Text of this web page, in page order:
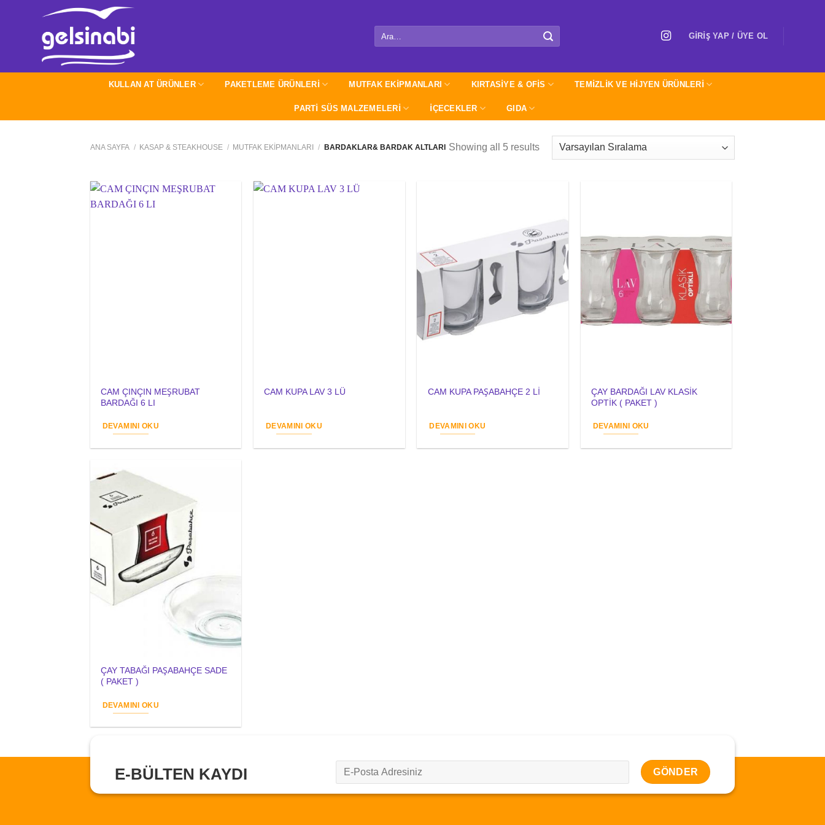
GIRIŞ YAP / ÜYE OL
KULLAN AT ÜRÜNLER PAKETLEME ÜRÜNLERİ MUTFAK EKİPMANLARI KIRTASİYE & OFİS TEMİZLİK VE HİJYEN ÜRÜNLERİ
PARTI SÜS MALZEMELERİ İÇECEKLER GIDA
ANA SAYFA / KASAP & STEAKHOUSE / MUTFAK EKİPMANLARI / BARDAKLAR& BARDAK ALTLARI Showing all 5 results
CAM ÇINÇIN MEŞRUBAT
BARDAĞI 6 LI
DEVAMINI OKU
CAM KUPA LAV 3 LÜ
DEVAMINI OKU
CAM KUPA PAŞABAHÇE 2 Lİ
DEVAMINI OKU
ÇAY BARDAĞI LAV KLASİK
OPTİK ( PAKET )
DEVAMINI OKU
ÇAY TABAĞI PAŞABAHÇE SADE
( PAKET )
DEVAMINI OKU
E-BÜLTEN KAYDI